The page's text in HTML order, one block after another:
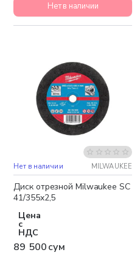
Нет в наличии
Нет в наличии MILWAUKEE
Диск отрезной Milwaukee SC
41/355x2,5
Цена
с
НДС
89 500 сум